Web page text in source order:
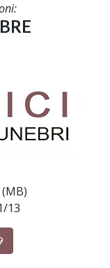
(MB)
13